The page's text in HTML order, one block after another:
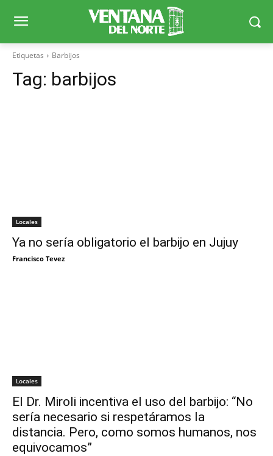
Etiquetas Barbijos
Tag: barbijos
Locales
Ya no sería obligatorio el barbijo en Jujuy
Francisco Tevez
Locales
El Dr. Miroli incentiva el uso del barbijo: “No
sería necesario si respetáramos la
distancia. Pero, como somos humanos, nos
equivocamos”